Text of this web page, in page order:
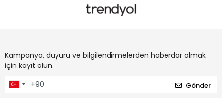
Kampanya, duyuru ve bilgilendirmelerden haberdar olmak
için kayıt olun.
Gönder